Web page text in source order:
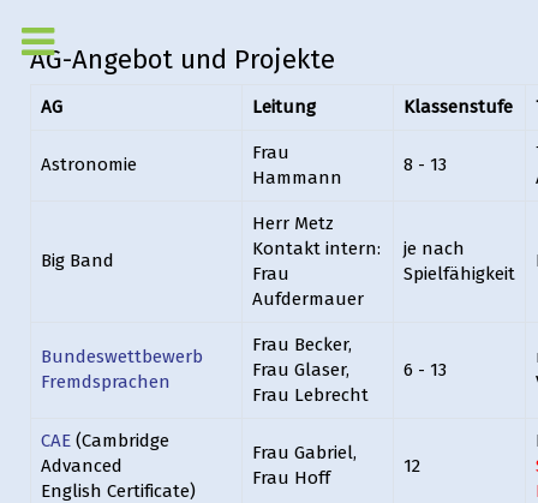
AG-Angebot und Projekte
AG Leitung Klassenstufe
Astronomie
Frau
Hammann
8 - 13
Big Band
Herr Metz
Kontakt intern:
Frau
Aufdermauer
je nach
Spielfähigkeit
Bundeswettbewerb
Fremdsprachen
Frau Becker,
Frau Glaser,
Frau Lebrecht
6 - 13
CAE (Cambridge
Advanced
English Certificate)
Frau Gabriel,
Frau Hoff
12